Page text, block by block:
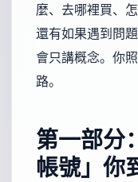
麼、去哪裡買、
還有如果遇到問
會只講概念。你
路。
第一部分
帳號」你